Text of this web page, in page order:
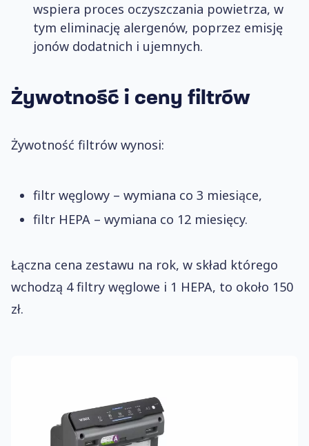
wspiera proces oczyszczania powietrza, w
tym eliminację alergenów, poprzez emisję
jonów dodatnich i ujemnych.
Żywotność i ceny filtrów
Żywotność filtrów wynosi:
filtr węglowy – wymiana co 3 miesiące,
filtr HEPA – wymiana co 12 miesięcy.
Łączna cena zestawu na rok, w skład którego
wchodzą 4 filtry węglowe i 1 HEPA, to około 150
zł.